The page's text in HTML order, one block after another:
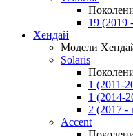
19 (2019
Хендай
Модели
Solaris
1 (2011-
1 (2014-
2 (2017 -
Accent